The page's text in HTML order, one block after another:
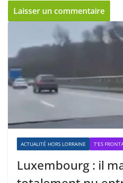
ACTUALITÉ HORS LORRAINE T'ES
Luxembourg : il